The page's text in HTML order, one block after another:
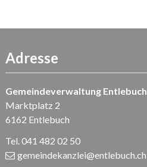
Adresse
Gemeindeverwaltung Entlebuch
Marktplatz 2
6162 Entlebuch
Tel. 041 482 02 50
gemeindekanzlei@entlebuch.ch